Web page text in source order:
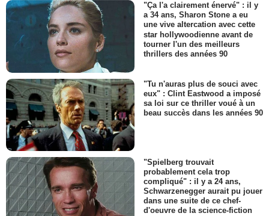
"Ça l'a clairement énervé" : il y
a 34 ans, Sharon Stone a eu
une vive altercation avec cette
star hollywoodienne avant de
tourner l'un des meilleurs
thrillers des années 90
"Tu n'auras plus de souci avec
eux" : Clint Eastwood a imposé
sa loi sur ce thriller voué à un
beau succès dans les années 90
"Spielberg trouvait
probablement cela trop
compliqué" : il y a 24 ans,
Schwarzenegger aurait pu jouer
dans une suite de ce chef-
d'oeuvre de la science-fiction